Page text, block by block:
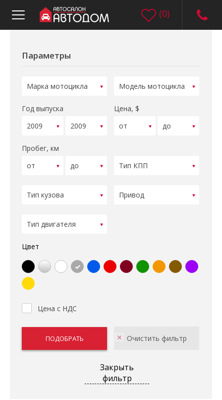
(0)
Параметры
Год выпуска Цена, $
Пробег, км
Цвет
Цена с НДС
Закрыть
фильтр